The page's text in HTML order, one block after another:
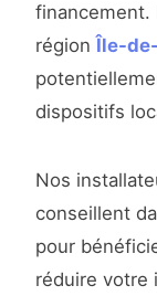
financement.
région Île-
dispositifs
Nos
conseillent
pour
réduire votre